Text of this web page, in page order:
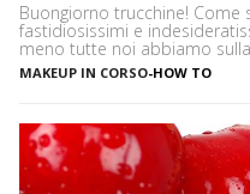
Buongiorno trucchine!
fastidiosissimi e
meno tutte noi abbiamo sulla
è più spesso vittima di
soprattutto se si ha la pelle
MAKEUP IN CORSO-HOW TO